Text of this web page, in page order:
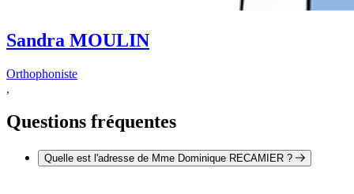
Sandra MOULIN
Orthophoniste
Questions fréquentes
Quelle est l'adresse de Mme Dominique RECAMIER ?